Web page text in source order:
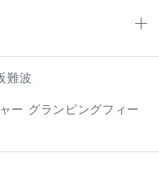
難波
ー グランピングフィー